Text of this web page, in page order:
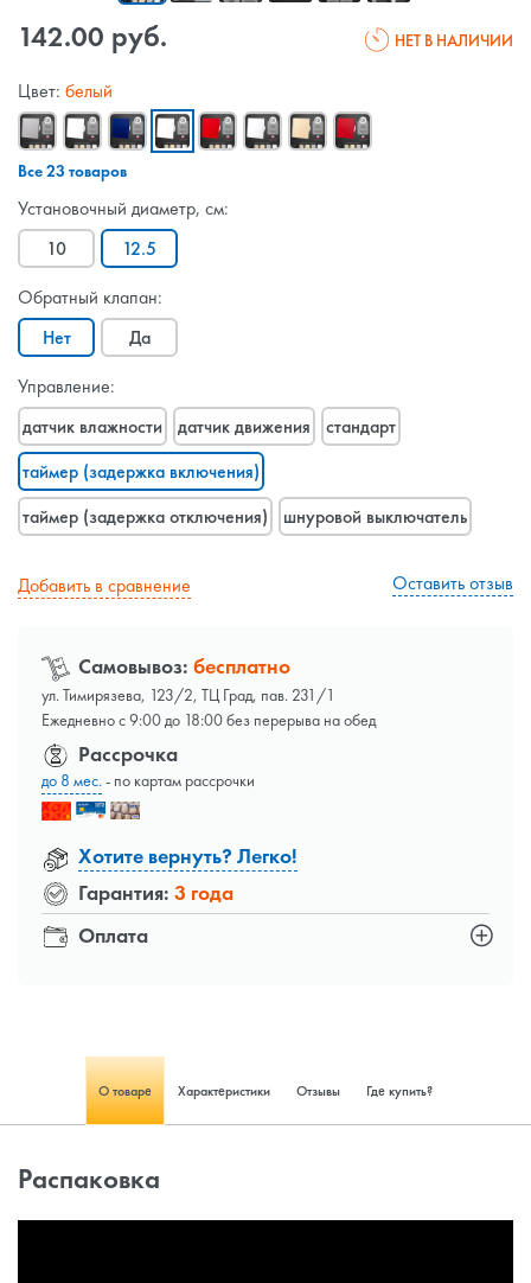
142.00 руб. НЕТ В НАЛИЧИИ
Цвет: белый
Все 23 товаров
Установочный диаметр, см:
10
12.5
Обратный клапан:
Нет
Да
Управление:
датчик влажности
датчик движения
стандарт
таймер (задержка включения)
таймер (задержка отключения)
шнуровой выключатель
Добавить в сравнение Оставить отзыв
Самовывоз: бесплатно
ул. Тимирязева, 123/2, ТЦ Град, пав. 231/1
Ежедневно с 9:00 до 18:00 без перерыва на обед
Оплата
Рассрочка
до 8 мес.- по картам рассрочки
Хотите вернуть? Легко!
Гарантия: 3 года
О товаре Характеристики Отзывы Где купить?
Распаковка